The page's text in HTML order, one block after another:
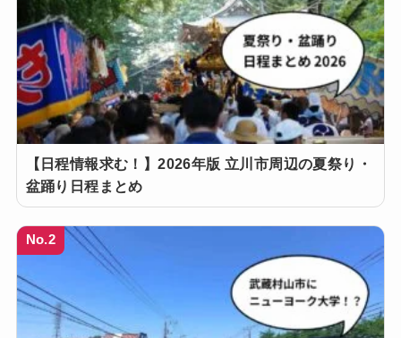
【日程情報求む！】2026年版 立川市周辺の夏祭り・
盆踊り日程まとめ
No.2